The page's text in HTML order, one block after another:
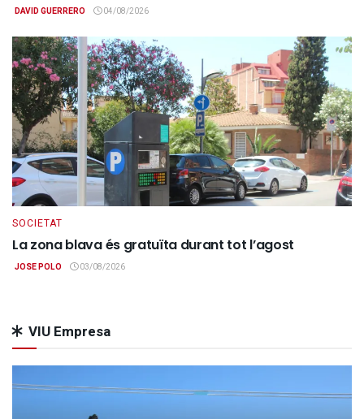
DAVID GUERRERO 04/08/2026
SOCIETAT
La zona blava és gratuïta durant tot l’agost
JOSE POLO 03/08/2026
VIU Empresa